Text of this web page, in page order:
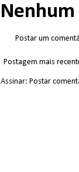
Postar um
Postagem mais
Assinar: Postar